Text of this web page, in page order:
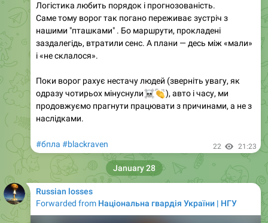
Логістика любить порядок і прогнозованість.
Саме тому ворог так погано переживає зустріч з
нашими "пташками" . Бо маршрути, прокладені
заздалегідь, втратили сенс. А плани — десь між «мали»
і «не склалося».
Поки ворог рахує нестачу людей (зверніть увагу, як
одразу чотирьох мінуснули
☠
👏), авто і часу, ми
продовжуємо прагнути працювати з причинами, а не з
наслідками.
#бпла #blackraven 22 21:23
Russian losses
Forwarded from Національна гвардія України | НГУ
January 28